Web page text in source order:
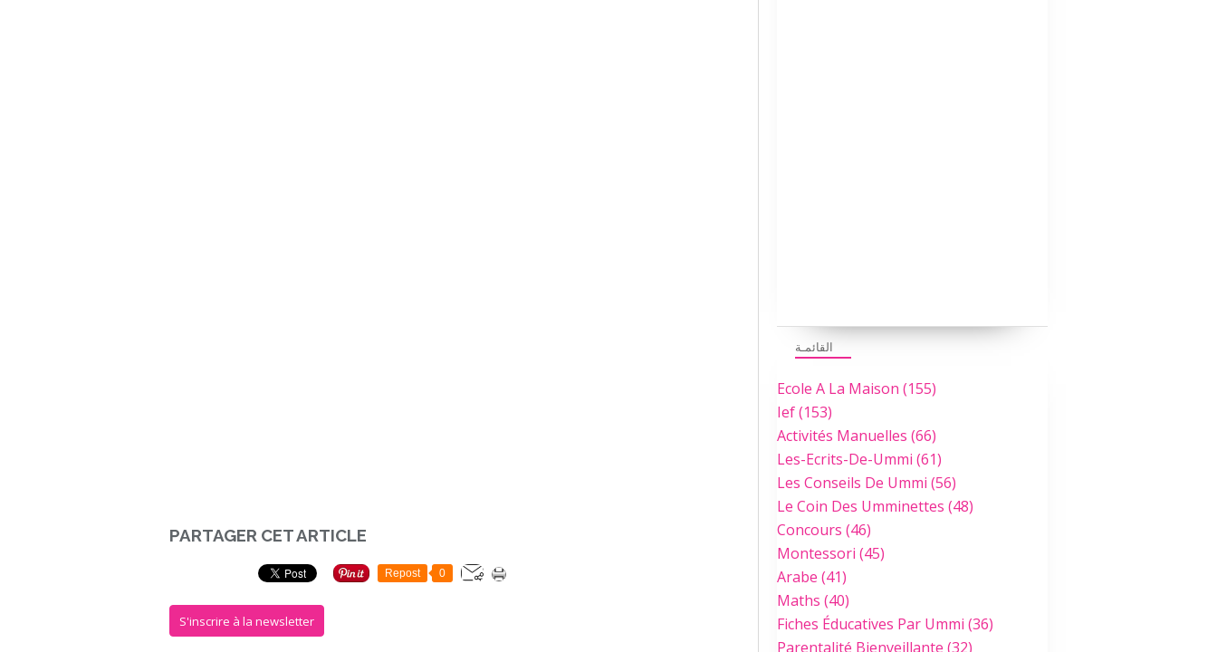
PARTAGER CET ARTICLE
Repost 0
S'inscrire à la newsletter
القائمـة
Ecole A La Maison (155)
Ief(153)
Activités Manuelles (66)
Les-Ecrits-De-Ummi (61)
Les Conseils De Ummi (56)
Le Coin Des Umminettes (48)
Concours (46)
Montessori (45)
Arabe (41)
Maths (40)
Fiches Éducatives Par Ummi (36)
Parentalité Bienveillante (32)